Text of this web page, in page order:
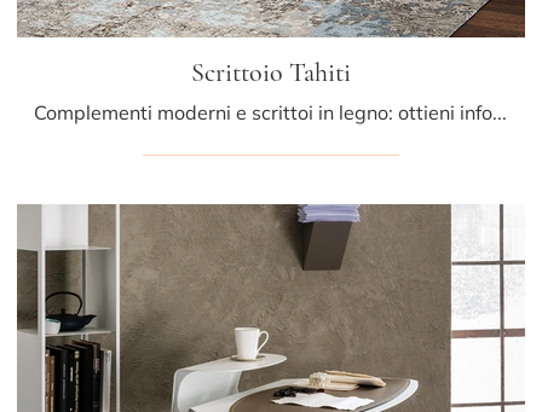
Scrittoio Tahiti
Complementi moderni e scrittoi in legno: ottieni informazioni sul modello Scrittoio Tahiti di Cattelan Italia e potrai completare i tuoi spazi.